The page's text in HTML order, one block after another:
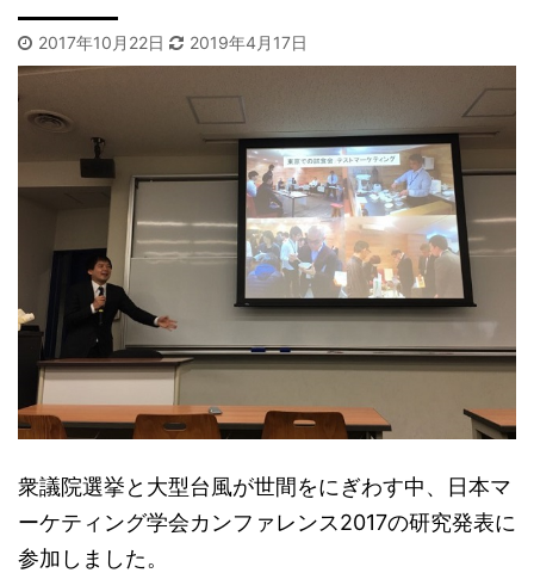
2017年10月22日 2019年4月17日
衆議院選挙と大型台風が世間をにぎわす中、日本マ
ーケティング学会カンファレンス2017の研究発表に
参加しました。